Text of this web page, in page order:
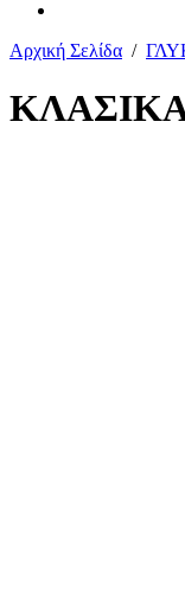
Αρχική Σελίδα /